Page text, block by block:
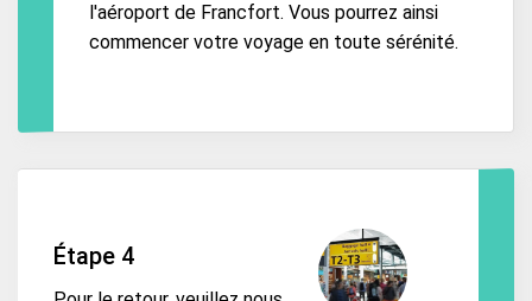
l'aéroport de Francfort. Vous pourrez ainsi
commencer votre voyage en toute sérénité.
Étape 4